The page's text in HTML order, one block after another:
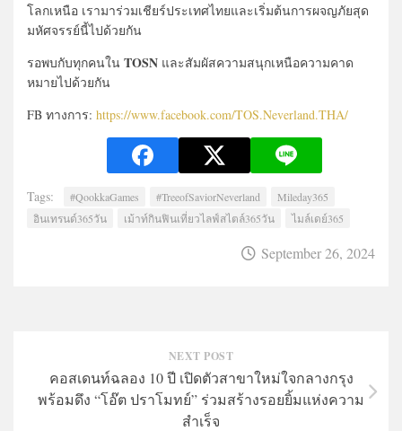
โลกเหนือ เรามาร่วมเชียร์ประเทศไทยและเริ่มต้นการผจญภัยสุด
มหัศจรรย์นี้ไปด้วยกัน
รอพบกับทุกคนใน TOSN และสัมผัสความสนุกเหนือความคาด
หมายไปด้วยกัน
FB ทางการ: https://www.facebook.com/TOS.Neverland.THA/
Tags: #QookkaGames #TreeofSaviorNeverland
Mileday365
อินเทรนด์365วัน
เม้าท์กินฟินเที่ยวไลฟ์สไตล์365วัน ไมล์เดย์365
September 26, 2024
NEXT POST
คอสเดนท์ฉลอง 10 ปี เปิดตัวสาขาใหม่ใจกลางกรุง
พร้อมดึง “โอ๊ต ปราโมทย์” ร่วมสร้างรอยยิ้มแห่งความ
สำเร็จ